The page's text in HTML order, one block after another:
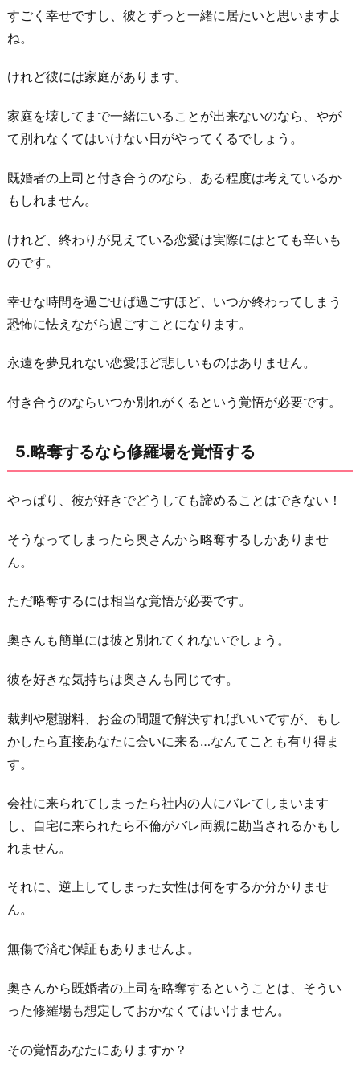
すごく幸せですし、彼とずっと一緒に居たいと思いますよ
ね。
けれど彼には家庭があります。
家庭を壊してまで一緒にいることが出来ないのなら、やが
て別れなくてはいけない日がやってくるでしょう。
既婚者の上司と付き合うのなら、ある程度は考えているか
もしれません。
けれど、終わりが見えている恋愛は実際にはとても辛いも
のです。
幸せな時間を過ごせば過ごすほど、いつか終わってしまう
恐怖に怯えながら過ごすことになります。
永遠を夢見れない恋愛ほど悲しいものはありません。
付き合うのならいつか別れがくるという覚悟が必要です。
5.略奪するなら修羅場を覚悟する
やっぱり、彼が好きでどうしても諦めることはできない！
そうなってしまったら奥さんから略奪するしかありませ
ん。
ただ略奪するには相当な覚悟が必要です。
奥さんも簡単には彼と別れてくれないでしょう。
彼を好きな気持ちは奥さんも同じです。
裁判や慰謝料、お金の問題で解決すればいいですが、もし
かしたら直接あなたに会いに来る…なんてことも有り得ま
す。
会社に来られてしまったら社内の人にバレてしまいます
し、自宅に来られたら不倫がバレ両親に勘当されるかもし
れません。
それに、逆上してしまった女性は何をするか分かりませ
ん。
無傷で済む保証もありませんよ。
奥さんから既婚者の上司を略奪するということは、そうい
った修羅場も想定しておかなくてはいけません。
その覚悟あなたにありますか？